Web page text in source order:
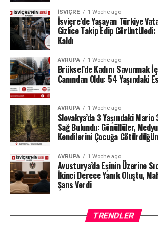
olmadığını savunan sanatçı, derneğin
belgelerinin şeffaf olduğunu, İçişleri
tarafından da düzenli olarak
Milyonlarca liralık para transferleri ve
üzerinden derinleşen soruşturmada
makamlarının atacağı bir sonraki
durumda.#ahbap #sondakika
İSVIÇRE 1 Woche ago
İsviçre’de Yaşayan Türkiye
Gizlice Takip Edip
Kaldı
AVRUPA 1 Woche ago
Brüksel’de Kadını Savunmak
Canından Oldu: 54 Yaşındaki
AVRUPA 1 Woche ago
Slovakya’da 3 Yaşındaki
Sağ Bulundu: Gönüllüler,
Kendilerini Çocuğa
AVRUPA 1 Woche ago
Avusturya’da Eşinin Üzerine
İkinci Derece Yanık Oluştu,
Şans Verdi
TRENDLER